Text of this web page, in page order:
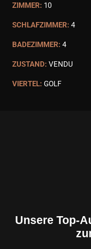
ZIMMER: 10
SCHLAFZIMMER: 4
BADEZIMMER: 4
ZUSTAND: VENDU
VIERTEL: GOLF
Unsere Top-